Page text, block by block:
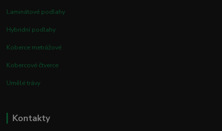
Laminátové podlahy
Hybridní podlahy
Koberce metrážové
Kobercové čtverce
Umělé trávy
Kontakty